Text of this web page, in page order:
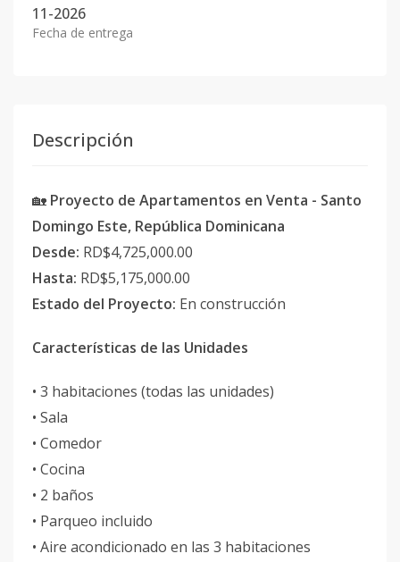
11-2026
Fecha de entrega
Descripción
🏡 Proyecto de Apartamentos en Venta - Santo
Domingo Este, República Dominicana
Desde: RD$4,725,000.00
Hasta: RD$5,175,000.00
Estado del Proyecto: En construcción
Características de las Unidades
• 3 habitaciones (todas las unidades)
• Sala
• Comedor
• Cocina
• 2 baños
• Parqueo incluido
• Aire acondicionado en las 3 habitaciones